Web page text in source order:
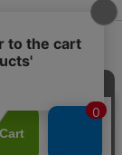
いについて
号一覧